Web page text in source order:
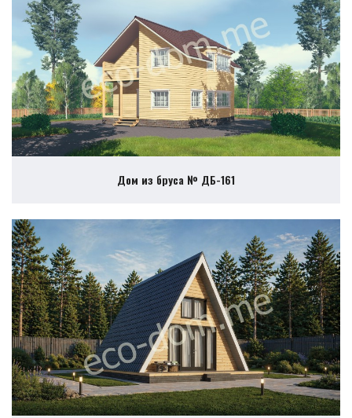
Дом из бруса № ДБ-161